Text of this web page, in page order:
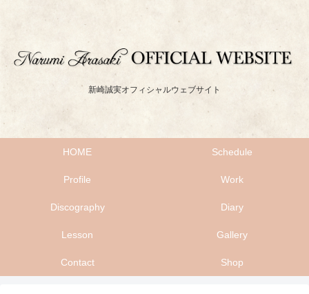
新崎誠実オフィシャルウェブサイト
HOME Schedule
Profile Work
Discography Diary
Lesson Gallery
Contact Shop